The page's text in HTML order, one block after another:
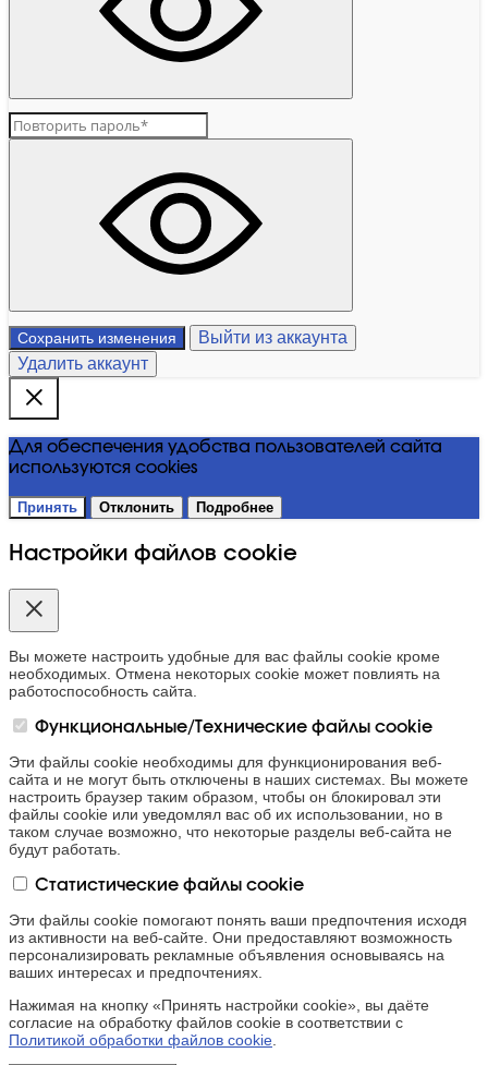
Сохранить изменения
Выйти из аккаунта
Удалить аккаунт
Для обеспечения удобства пользователей сайта
используются cookies
Принять Отклонить Подробнее
Настройки файлов cookie
Вы можете настроить удобные для вас файлы cookie кроме
необходимых. Отмена некоторых cookie может повлиять на
работоспособность сайта.
Функциональные/Технические файлы cookie
Эти файлы cookie необходимы для функционирования веб-
сайта и не могут быть отключены в наших системах. Вы можете
настроить браузер таким образом, чтобы он блокировал эти
файлы cookie или уведомлял вас об их использовании, но в
таком случае возможно, что некоторые разделы веб-сайта не
будут работать.
Статистические файлы cookie
Эти файлы cookie помогают понять ваши предпочтения исходя
из активности на веб-сайте. Они предоставляют возможность
персонализировать рекламные объявления основываясь на
ваших интересах и предпочтениях.
Нажимая на кнопку «Принять настройки cookie», вы даёте
согласие на обработку файлов cookie в соответствии с
Политикой обработки файлов cookie.